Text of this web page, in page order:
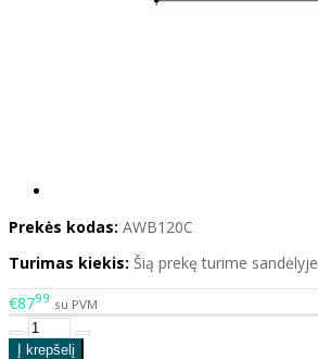
Prekės kodas: AWB120C
Turimas kiekis: Šią prekę turime sandėlyje
€8799 su PVM